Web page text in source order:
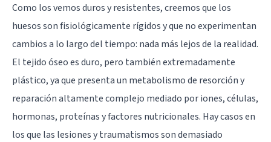
Como los vemos duros y resistentes, creemos que los
huesos son fisiológicamente rígidos y que no experimentan
cambios a lo largo del tiempo: nada más lejos de la realidad.
El tejido óseo es duro, pero también extremadamente
plástico, ya que presenta un metabolismo de resorción y
reparación altamente complejo mediado por iones, células,
hormonas, proteínas y factores nutricionales. Hay casos en
los que las lesiones y traumatismos son demasiado